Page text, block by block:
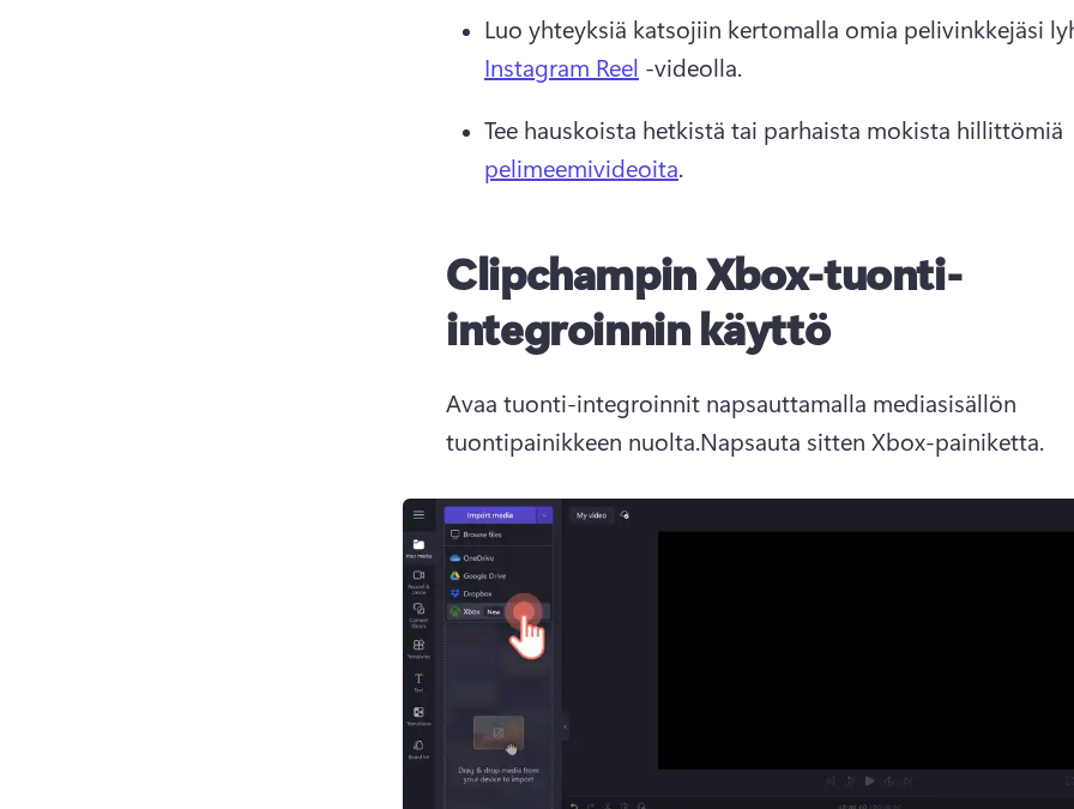
Luo yhteyksiä katsojiin kertomalla omia pelivinkkejäsi
Instagram Reel -videolla.
Tee hauskoista hetkistä tai parhaista mokista hillittömiä
pelimeemivideoita.
Clipchampin Xbox-tuonti-
integroinnin käyttö
Avaa tuonti-integroinnit napsauttamalla mediasisällön
tuontipainikkeen nuolta.Napsauta sitten Xbox-painiketta.